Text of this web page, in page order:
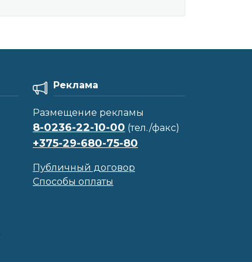
Реклама
Размещение рекламы
8-0236-22-10-00 (тел./факс)
+375-29-680-75-80
Публичный договор
Способы оплаты